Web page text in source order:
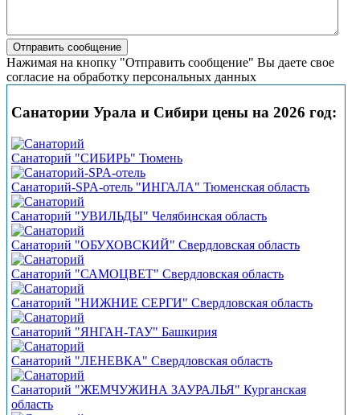
Нажимая на кнопку "Отправить сообщение" Вы даете свое
согласие на обработку персональных данных
Санатории Урала и Сибири цены на 2026 год:
Санаторий "СИБИРЬ" Тюмень
Санаторий-SPA-отель "ИНГАЛА" Тюменская область
Санаторий "УВИЛЬДЫ" Челябинская область
Санаторий "ОБУХОВСКИЙ" Свердловская область
Санаторий "САМОЦВЕТ" Свердловская область
Санаторий "НИЖНИЕ СЕРГИ" Свердловская область
Санаторий "ЯНГАН-ТАУ" Башкирия
Санаторий "ЛЕНЕВКА" Свердловская область
Санаторий "ЖЕМЧУЖИНА ЗАУРАЛЬЯ" Курганская
область